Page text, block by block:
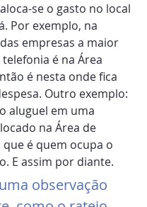
se o gasto no local
Por exemplo, na
empresas a maior
é na Área
é nesta onde fica
Outro exemplo:
aluguel em uma
na Área de
que é quem ocupa o
E assim por diante.
observação